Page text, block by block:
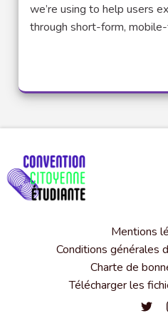
we’re using to help users
through short-form,
Mentions
Conditions générales
Charte de
Télécharger les